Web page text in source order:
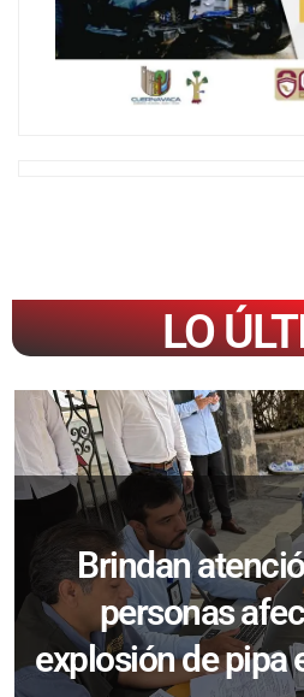
LO
Brindan
personas
explosión de pipa